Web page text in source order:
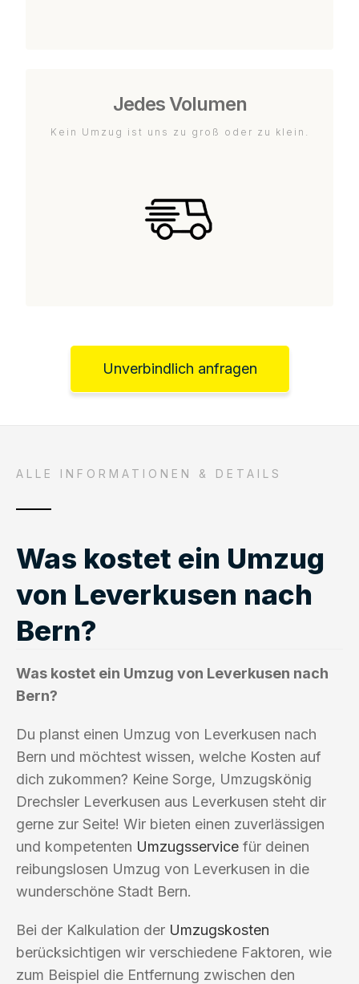
Jedes Volumen
Kein Umzug ist uns zu groß oder zu klein.
Unverbindlich anfragen
ALLE INFORMATIONEN & DETAILS
Was kostet ein Umzug
von Leverkusen nach
Bern?
Was kostet ein Umzug von Leverkusen nach
Bern?
Du planst einen Umzug von Leverkusen nach
Bern und möchtest wissen, welche Kosten auf
dich zukommen? Keine Sorge, Umzugskönig
Drechsler Leverkusen aus Leverkusen steht dir
gerne zur Seite! Wir bieten einen zuverlässigen
und kompetenten Umzugsservice für deinen
reibungslosen Umzug von Leverkusen in die
wunderschöne Stadt Bern.
Bei der Kalkulation der Umzugskosten
berücksichtigen wir verschiedene Faktoren, wie
zum Beispiel die Entfernung zwischen den